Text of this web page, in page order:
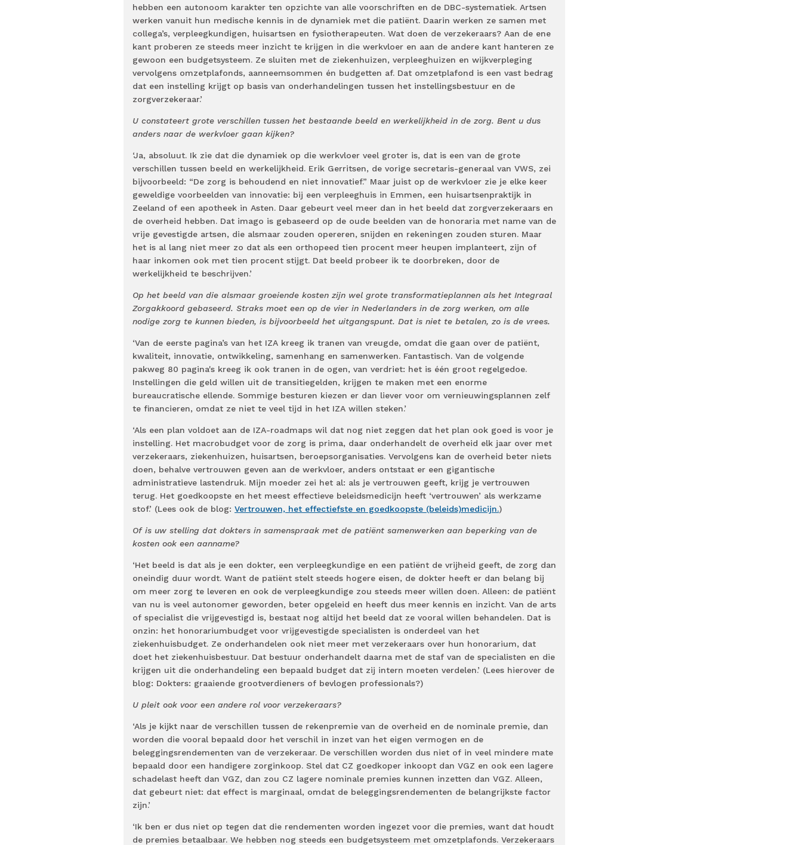
hebben een autonoom karakter ten opzichte van alle voorschriften en de DBC-systematiek. Artsen
werken vanuit hun medische kennis in de dynamiek met die patiënt. Daarin werken ze samen met
collega’s, verpleegkundigen, huisartsen en fysiotherapeuten. Wat doen de verzekeraars? Aan de ene
kant proberen ze steeds meer inzicht te krijgen in die werkvloer en aan de andere kant hanteren ze
gewoon een budgetsysteem. Ze sluiten met de ziekenhuizen, verpleeghuizen en wijkverpleging
vervolgens omzetplafonds, aanneemsommen én budgetten af. Dat omzetplafond is een vast bedrag
dat een instelling krijgt op basis van onderhandelingen tussen het instellingsbestuur en de
zorgverzekeraar.’
U constateert grote verschillen tussen het bestaande beeld en werkelijkheid in de zorg. Bent u dus
anders naar de werkvloer gaan kijken?
‘Ja, absoluut. Ik zie dat die dynamiek op die werkvloer veel groter is, dat is een van de grote
verschillen tussen beeld en werkelijkheid. Erik Gerritsen, de vorige secretaris-generaal van VWS, zei
bijvoorbeeld: “De zorg is behoudend en niet innovatief.” Maar juist op de werkvloer zie je elke keer
geweldige voorbeelden van innovatie: bij een verpleeghuis in Emmen, een huisartsenpraktijk in
Zeeland of een apotheek in Asten. Daar gebeurt veel meer dan in het beeld dat zorgverzekeraars en
de overheid hebben. Dat imago is gebaseerd op de oude beelden van de honoraria met name van de
vrije gevestigde artsen, die alsmaar zouden opereren, snijden en rekeningen zouden sturen. Maar
het is al lang niet meer zo dat als een orthopeed tien procent meer heupen implanteert, zijn of
haar inkomen ook met tien procent stijgt. Dat beeld probeer ik te doorbreken, door de
werkelijkheid te beschrijven.’
Op het beeld van die alsmaar groeiende kosten zijn wel grote transformatieplannen als het Integraal
Zorgakkoord gebaseerd. Straks moet een op de vier in Nederlanders in de zorg werken, om alle
nodige zorg te kunnen bieden, is bijvoorbeeld het uitgangspunt. Dat is niet te betalen, zo is de vrees.
‘Van de eerste pagina’s van het IZA kreeg ik tranen van vreugde, omdat die gaan over de patiënt,
kwaliteit, innovatie, ontwikkeling, samenhang en samenwerken. Fantastisch. Van de volgende
pakweg 80 pagina's kreeg ik ook tranen in de ogen, van verdriet: het is één groot regelgedoe.
Instellingen die geld willen uit de transitiegelden, krijgen te maken met een enorme
bureaucratische ellende. Sommige besturen kiezen er dan liever voor om vernieuwingsplannen zelf
te financieren, omdat ze niet te veel tijd in het IZA willen steken.’
‘Als een plan voldoet aan de IZA-roadmaps wil dat nog niet zeggen dat het plan ook goed is voor je
instelling. Het macrobudget voor de zorg is prima, daar onderhandelt de overheid elk jaar over met
verzekeraars, ziekenhuizen, huisartsen, beroepsorganisaties. Vervolgens kan de overheid beter niets
doen, behalve vertrouwen geven aan de werkvloer, anders ontstaat er een gigantische
administratieve lastendruk. Mijn moeder zei het al: als je vertrouwen geeft, krijg je vertrouwen
terug. Het goedkoopste en het meest effectieve beleidsmedicijn heeft ‘vertrouwen’ als werkzame
stof.’ (Lees ook de blog: Vertrouwen, het effectiefste en goedkoopste (beleids)medicijn.)
Of is uw stelling dat dokters in samenspraak met de patiënt samenwerken aan beperking van de
kosten ook een aanname?
‘Het beeld is dat als je een dokter, een verpleegkundige en een patiënt de vrijheid geeft, de zorg dan
oneindig duur wordt. Want de patiënt stelt steeds hogere eisen, de dokter heeft er dan belang bij
om meer zorg te leveren en ook de verpleegkundige zou steeds meer willen doen. Alleen: de patiënt
van nu is veel autonomer geworden, beter opgeleid en heeft dus meer kennis en inzicht. Van de arts
of specialist die vrijgevestigd is, bestaat nog altijd het beeld dat ze vooral willen behandelen. Dat is
onzin: het honorariumbudget voor vrijgevestigde specialisten is onderdeel van het
ziekenhuisbudget. Ze onderhandelen ook niet meer met verzekeraars over hun honorarium, dat
doet het ziekenhuisbestuur. Dat bestuur onderhandelt daarna met de staf van de specialisten en die
krijgen uit die onderhandeling een bepaald budget dat zij intern moeten verdelen.’ (Lees hierover de
blog: Dokters: graaiende grootverdieners of bevlogen professionals?)
U pleit ook voor een andere rol voor verzekeraars?
‘Als je kijkt naar de verschillen tussen de rekenpremie van de overheid en de nominale premie, dan
worden die vooral bepaald door het verschil in inzet van het eigen vermogen en de
beleggingsrendementen van de verzekeraar. De verschillen worden dus niet of in veel mindere mate
bepaald door een handigere zorginkoop. Stel dat CZ goedkoper inkoopt dan VGZ en ook een lagere
schadelast heeft dan VGZ, dan zou CZ lagere nominale premies kunnen inzetten dan VGZ. Alleen,
dat gebeurt niet: dat effect is marginaal, omdat de beleggingsrendementen de belangrijkste factor
zijn.’
‘Ik ben er dus niet op tegen dat die rendementen worden ingezet voor die premies, want dat houdt
de premies betaalbaar. We hebben nog steeds een budgetsysteem met omzetplafonds. Verzekeraars